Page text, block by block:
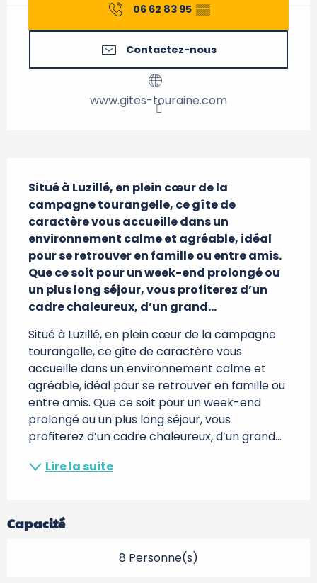
06 62 83 95 ▒▒
Contactez-nous
www.gites-touraine.com
Situé à Luzillé, en plein cœur de la
campagne tourangelle, ce gîte de
caractère vous accueille dans un
environnement calme et agréable, idéal
pour se retrouver en famille ou entre amis.
Que ce soit pour un week-end prolongé ou
un plus long séjour, vous profiterez d’un
cadre chaleureux, d’un grand...
Situé à Luzillé, en plein cœur de la campagne
tourangelle, ce gîte de caractère vous
accueille dans un environnement calme et
agréable, idéal pour se retrouver en famille ou
entre amis. Que ce soit pour un week-end
prolongé ou un plus long séjour, vous
profiterez d’un cadre chaleureux, d’un grand...
Lire la suite
Capacité
8 Personne(s)